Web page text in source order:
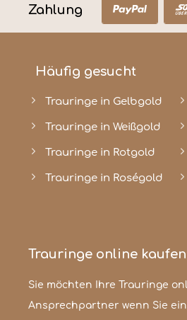
Zahlung
Häufig gesucht
Trauringe in Gelbgold
Trauringe in Weißgold
Trauringe in Rotgold
Trauringe in Roségold
Trauringe online kaufen
Sie möchten Ihre Trauringe
Ansprechpartner wenn Sie
unserem 3D-
Ihrer Kreativität die perfekten